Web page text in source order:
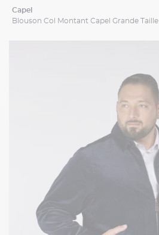
capel
Blouson Col Montant Capel Grande Taille